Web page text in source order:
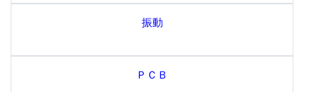
振動
ＰＣＢ